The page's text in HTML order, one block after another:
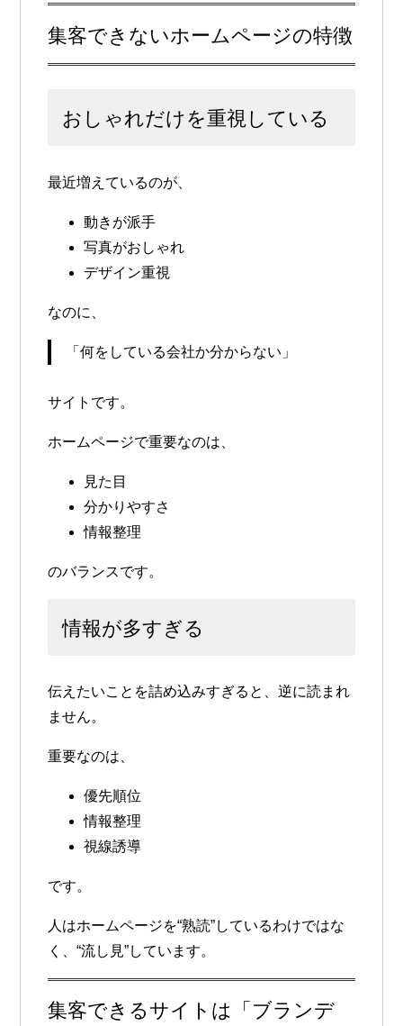
集客できないホームページの特徴
おしゃれだけを重視している
最近増えているのが、
動きが派手
写真がおしゃれ
デザイン重視
なのに、
「何をしている会社か分からない」
サイトです。
ホームページで重要なのは、
見た目
分かりやすさ
情報整理
のバランスです。
情報が多すぎる
伝えたいことを詰め込みすぎると、逆に読まれ
ません。
重要なのは、
優先順位
情報整理
視線誘導
です。
人はホームページを“熟読”しているわけではな
く、“流し見”しています。
集客できるサイトは「ブランデ